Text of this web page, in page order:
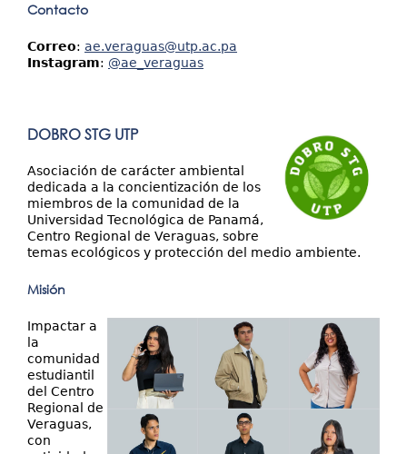
Contacto
Correo: ae.veraguas@utp.ac.pa
Instagram: @ae_veraguas
DOBRO STG UTP
Asociación de carácter ambiental
dedicada a la concientización de los
miembros de la comunidad de la
Universidad Tecnológica de Panamá,
Centro Regional de Veraguas, sobre
temas ecológicos y protección del medio ambiente.
Misión
Impactar a
la
comunidad
estudiantil
del Centro
Regional de
Veraguas,
con